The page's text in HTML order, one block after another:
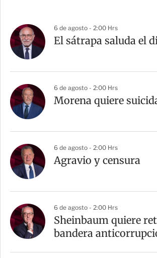
6 de agosto - 2:00 Hrs
El sátrapa saluda el
6 de agosto - 2:00 Hrs
Morena quiere
6 de agosto - 2:00 Hrs
Agravio y censura
6 de agosto - 2:00 Hrs
Sheinbaum quiere
bandera